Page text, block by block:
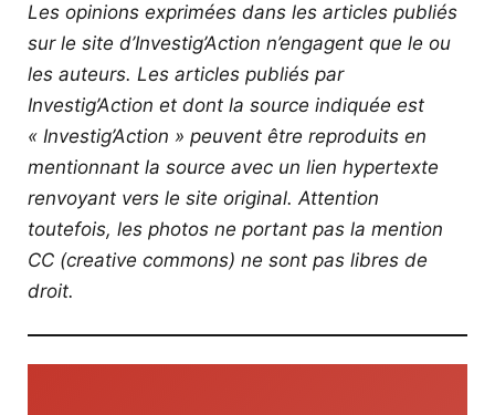
Les opinions exprimées dans les articles publiés
sur le site d’Investig’Action n’engagent que le ou
les auteurs. Les articles publiés par
Investig’Action et dont la source indiquée est
« Investig’Action » peuvent être reproduits en
mentionnant la source avec un lien hypertexte
renvoyant vers le site original. Attention
toutefois, les photos ne portant pas la mention
CC (creative commons) ne sont pas libres de
droit.